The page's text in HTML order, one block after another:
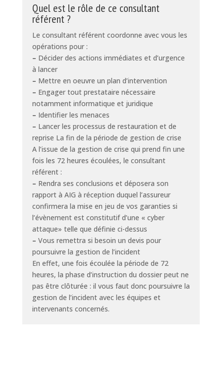
Quel est le rôle de ce consultant
référent ?
Le consultant référent coordonne avec vous les
opérations pour :
– Décider des actions immédiates et d’urgence
à lancer
– Mettre en oeuvre un plan d’intervention
– Engager tout prestataire nécessaire
notamment informatique et juridique
– Identifier les menaces
– Lancer les processus de restauration et de
reprise La fin de la période de gestion de crise
A l’issue de la gestion de crise qui prend fin une
fois les 72 heures écoulées, le consultant
référent :
– Rendra ses conclusions et déposera son
rapport à AIG à réception duquel l’assureur
confirmera la mise en jeu de vos garanties si
l’évènement est constitutif d’une « cyber
attaque» telle que définie ci-dessus
– Vous remettra si besoin un devis pour
poursuivre la gestion de l’incident
En effet, une fois écoulée la période de 72
heures, la phase d’instruction du dossier peut ne
pas être clôturée : il vous faut donc poursuivre la
gestion de l’incident avec les équipes et
intervenants concernés.